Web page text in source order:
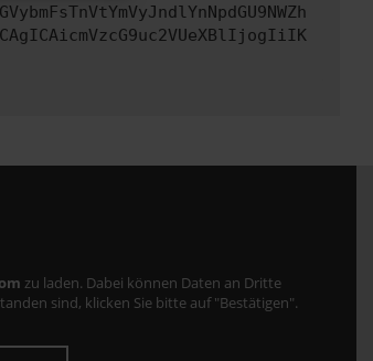
zu laden. Dabei können Daten an Dritte
sind, klicken Sie bitte auf "Bestätigen".